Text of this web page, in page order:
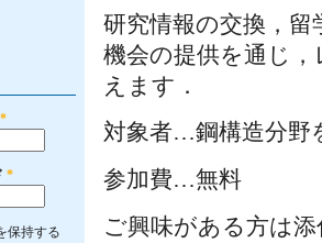
*
*
保持する
研究情報の交換，
機会の提供を通じ
えます．
対象者…鋼構造分野
参加費…無料
ご興味がある方は